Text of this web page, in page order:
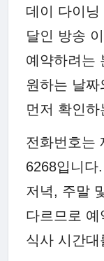
데이 다이닝
달인 방송
예약하려는
원하는 날짜
먼저 확인
전화번호는
6268입니다
저녁, 주말
다르므로
식사 시간